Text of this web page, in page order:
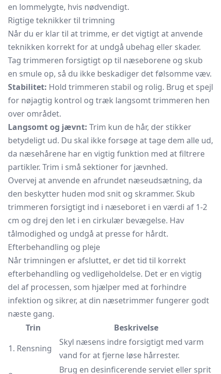
en lommelygte, hvis nødvendigt.
Rigtige teknikker til trimning
Når du er klar til at trimme, er det vigtigt at anvende
teknikken korrekt for at undgå ubehag eller skader.
Tag trimmeren forsigtigt op til næseborene og skub
en smule op, så du ikke beskadiger det følsomme væv.
Stabilitet: Hold trimmeren stabil og rolig. Brug et spejl
for nøjagtig kontrol og træk langsomt trimmeren hen
over området.
Langsomt og jævnt: Trim kun de hår, der stikker
betydeligt ud. Du skal ikke forsøge at tage dem alle ud,
da næsehårene har en vigtig funktion med at filtrere
partikler. Trim i små sektioner for jævnhed.
Overvej at anvende en afrundet næseudsætning, da
den beskytter huden mod snit og skrammer. Skub
trimmeren forsigtigt ind i næseboret i en værdi af 1-2
cm og drej den let i en cirkulær bevægelse. Hav
tålmodighed og undgå at presse for hårdt.
Efterbehandling og pleje
Når trimningen er afsluttet, er det tid til korrekt
efterbehandling og vedligeholdelse. Det er en vigtig
del af processen, som hjælper med at forhindre
infektion og sikrer, at din næsetrimmer fungerer godt
næste gang.
Trin
Beskrivelse
1. Rensning
Skyl næsens indre forsigtigt med varm
vand for at fjerne løse hårrester.
Brug en desinficerende serviet eller sprit